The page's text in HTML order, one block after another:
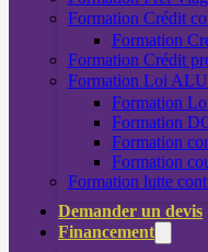
Formation Crédit
Formation
Formation Crédit
Formation Loi
Formation
Formation
Formation
Formation
Formation lutte
Demander un devis
Financement